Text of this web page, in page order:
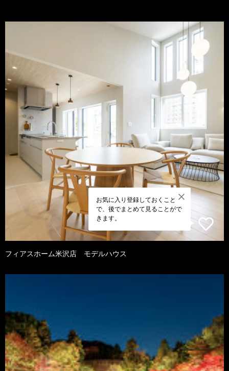
お気に入り登録しておくこと
で、後でまとめて見ることがで
きます。
フィアスホーム米沢店 モデルハウス